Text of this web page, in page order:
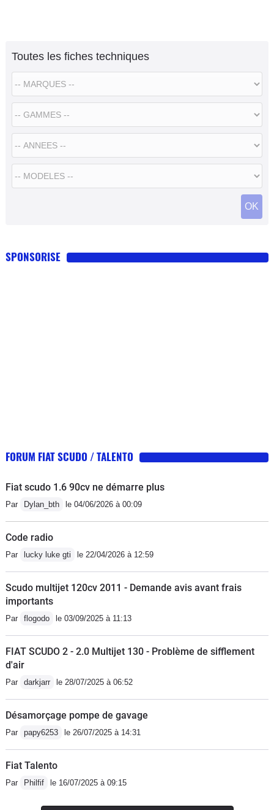
Toutes les fiches techniques
SPONSORISE
FORUM FIAT SCUDO / TALENTO
Fiat scudo 1.6 90cv ne démarre plus
Par Dylan_bth le 04/06/2026 à 00:09
Code radio
Par lucky luke gti le 22/04/2026 à 12:59
Scudo multijet 120cv 2011 - Demande avis avant frais
importants
Par flogodo le 03/09/2025 à 11:13
FIAT SCUDO 2 - 2.0 Multijet 130 - Problème de sifflement
d'air
Par darkjarr le 28/07/2025 à 06:52
Désamorçage pompe de gavage
Par papy6253 le 26/07/2025 à 14:31
Fiat Talento
Par Philfif le 16/07/2025 à 09:15